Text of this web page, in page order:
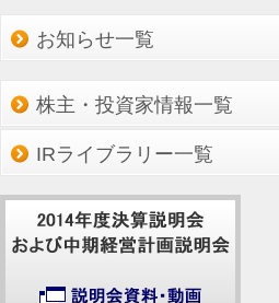
お知らせ一覧
株主・投資家情報一覧
IRライブラリー一覧